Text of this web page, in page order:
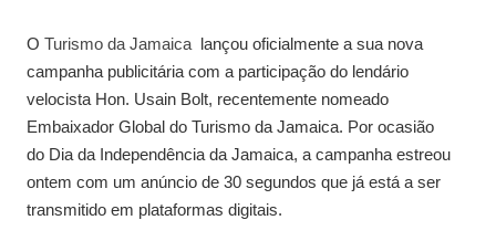
O Turismo da Jamaica lançou oficialmente a sua nova
campanha publicitária com a participação do lendário
velocista Hon. Usain Bolt, recentemente nomeado
Embaixador Global do Turismo da Jamaica. Por ocasião
do Dia da Independência da Jamaica, a campanha estreou
ontem com um anúncio de 30 segundos que já está a ser
transmitido em plataformas digitais.